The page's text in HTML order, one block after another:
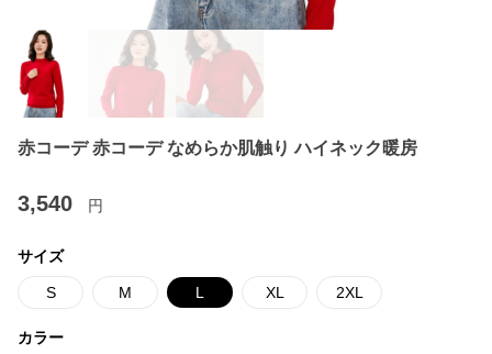
赤コーデ 赤コーデ なめらか肌触り ハイネック暖房
3,540 円
サイズ
S M L XL 2XL
カラー